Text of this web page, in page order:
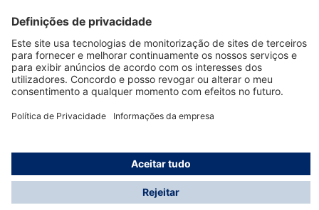
Utilização da loja
Informações
© Dräger Portugal, Lda, 2024
* Todos os preços excl. IVA mais
possíveis taxas de entrega, se não for indicado o